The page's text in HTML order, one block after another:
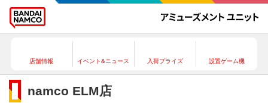
店舗情報 イベント&ニュース 入荷プライズ 設置ゲーム機
namco ELM店